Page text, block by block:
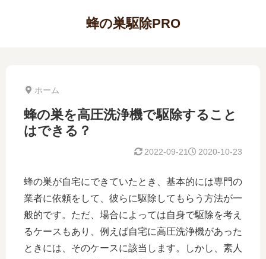
蜂の巣駆除PRO
ホーム
蜂の巣を高圧洗浄機で駆除すること
はできる？
2020-10-23
2022-09-21
蜂の巣が自宅にできていたとき、基本的には専門の
業者に依頼をして、彼らに駆除してもらう方法が一
般的です。ただ、場合によっては自身で駆除を考え
るケースもあり、例えば自宅に高圧洗浄機があった
ときには、そのケースに該当します。しかし、素人